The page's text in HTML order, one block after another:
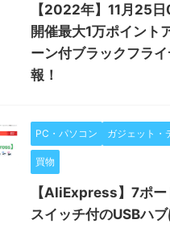
【2022年】11月25
開催最大1万ポイント
ーン付ブラックフラ
報！
PC・パソコン ガジェット・
買物
【AliExpress】7ポー
スイッチ付のUSBハブ